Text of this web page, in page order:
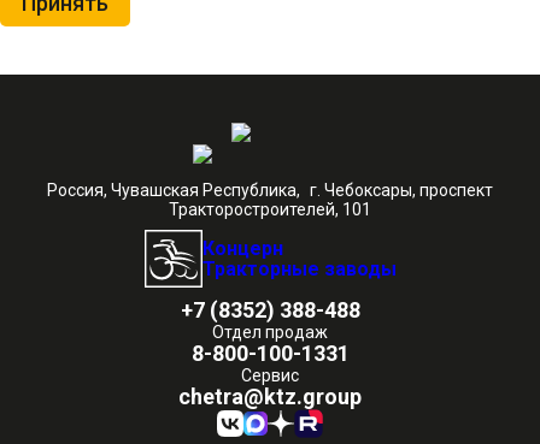
Россия, Чувашская Республика, г. Чебоксары, проспект
Тракторостроителей, 101
Концерн
Тракторные заводы
+7 (8352) 388-488
Отдел продаж
8-800-100-1331
Сервис
chetra@ktz.group